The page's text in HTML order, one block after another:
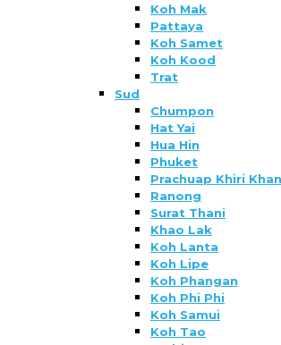
Koh Mak
Pattaya
Koh Samet
Koh Kood
Trat
Sud
Chumpon
Hat Yai
Hua Hin
Phuket
Prachuap Khiri Khan
Ranong
Surat Thani
Khao Lak
Koh Lanta
Koh Lipe
Koh Phangan
Koh Phi Phi
Koh Samui
Koh Tao